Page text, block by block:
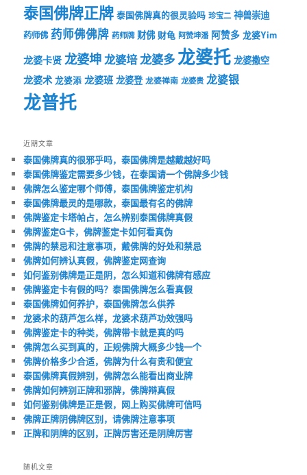
泰国佛牌正牌 泰国佛牌真的很灵验吗 珍宝二 神兽崇迪
药师佛 药师佛佛牌 药师牌 财佛 财龟 阿赞坤潘 阿赞多 龙婆Yim
龙婆卡贤 龙婆坤龙婆培龙婆多龙婆托 龙婆撒空
龙婆术 龙婆添 龙婆班 龙婆登 龙婆禅南 龙婆贵 龙婆银
龙普托
近期文章
泰国佛牌真的很邪乎吗，泰国佛牌是越戴越好吗
泰国佛牌鉴定需要多少钱，在泰国请一个佛牌多少钱
佛牌怎么鉴定哪个师傅，泰国佛牌鉴定机构
泰国佛牌最灵的是哪款，泰国最有名的佛牌
佛牌鉴定卡塔帕占，怎么辨别泰国佛牌真假
佛牌鉴定G卡，佛牌鉴定卡如何看真伪
佛牌的禁忌和注意事项，戴佛牌的好处和禁忌
佛牌如何辨认真假，佛牌鉴定网查询
如何鉴别佛牌是正是阴，怎么知道和佛牌有感应
佛牌鉴定卡有假的吗？泰国佛牌怎么看真假
泰国佛牌如何养护，泰国佛牌怎么供养
龙婆术的葫芦怎么样，龙婆术葫芦功效强吗
佛牌鉴定卡的种类，佛牌带卡就是真的吗
佛牌怎么买到真的，正规佛牌大概多少钱一个
佛牌价格多少合适，佛牌为什么有贵和便宜
泰国佛牌真假辨别，佛牌怎么能看出商业牌
佛牌如何辨别正牌和邪牌，佛牌辩真假
如何鉴别佛牌是正是假，网上购买佛牌可信吗
佛牌正牌阴佛牌区别，请佛牌注意事项
正牌和阴牌的区别，正牌厉害还是阴牌厉害
随机文章